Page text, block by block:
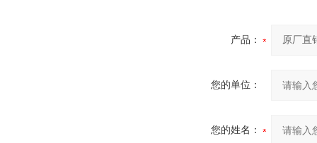
产品：
您的单位：
您的姓名：